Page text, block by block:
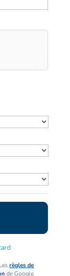
règles de
de Google